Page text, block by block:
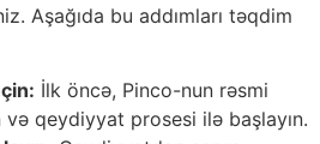
Aşağıda bu addımları təqdim
İlk öncə, Pinco-nun rəsmi
və qeydiyyat prosesi ilə başlayın.